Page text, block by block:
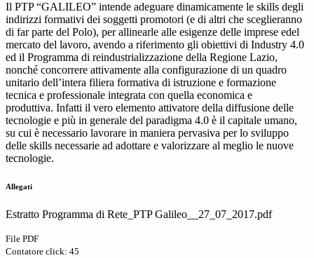
Il PTP “GALILEO” intende adeguare dinamicamente le skills degli
indirizzi formativi dei soggetti promotori (e di altri che sceglieranno
di far parte del Polo), per allinearle alle esigenze delle imprese edel
mercato del lavoro, avendo a riferimento gli obiettivi di Industry 4.0
ed il Programma di reindustrializzazione della Regione Lazio,
nonché concorrere attivamente alla configurazione di un quadro
unitario dell’intera filiera formativa di istruzione e formazione
tecnica e professionale integrata con quella economica e
produttiva. Infatti il vero elemento attivatore della diffusione delle
tecnologie e più in generale del paradigma 4.0 è il capitale umano,
su cui è necessario lavorare in maniera pervasiva per lo sviluppo
delle skills necessarie ad adottare e valorizzare al meglio le nuove
tecnologie.
Allegati
Estratto Programma di Rete_PTP Galileo__27_07_2017.pdf
File PDF
Contatore click: 45